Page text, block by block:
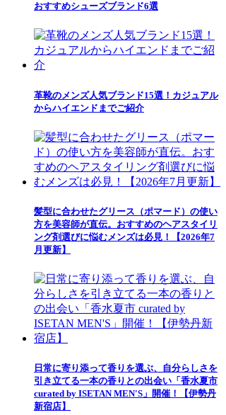
おすすめシューズブランド6選
革靴のメンズ人気ブランド15選！カジュアル
からハイエンドまでご紹介
髪型に合わせたグリース（ポマード）の使い
方を美容師が直伝。おすすめのヘアスタイリ
ング剤選びに悩むメンズは必見！【2026年7
月更新】
日常に寄り添って香りを選ぶ、自分らしさを
引き立てる一本の香りとの出会い「香水夏市
curated by ISETAN MEN'S」開催！【伊勢丹
新宿店】